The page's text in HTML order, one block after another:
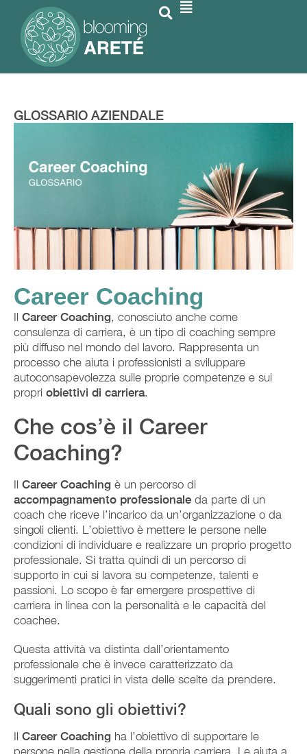
GLOSSARIO AZIENDALE
Career Coaching
Il Career Coaching, conosciuto anche come
consulenza di carriera, è un tipo di coaching sempre
più diffuso nel mondo del lavoro. Rappresenta un
processo che aiuta i professionisti a sviluppare
autoconsapevolezza sulle proprie competenze e sui
propri obiettivi di carriera.
Che cos’è il Career
Coaching?
Il Career Coaching è un percorso di
accompagnamento professionale da parte di un
coach che riceve l’incarico da un’organizzazione o da
singoli clienti. L’obiettivo è mettere le persone nelle
condizioni di individuare e realizzare un proprio progetto
professionale. Si tratta quindi di un percorso di
supporto in cui si lavora su competenze, talenti e
passioni. Lo scopo è far emergere prospettive di
carriera in linea con la personalità e le capacità del
coachee.
Questa attività va distinta dall’orientamento
professionale che è invece caratterizzato da
suggerimenti pratici in vista delle scelte da prendere.
Quali sono gli obiettivi?
Il Career Coaching ha l’obiettivo di supportare le